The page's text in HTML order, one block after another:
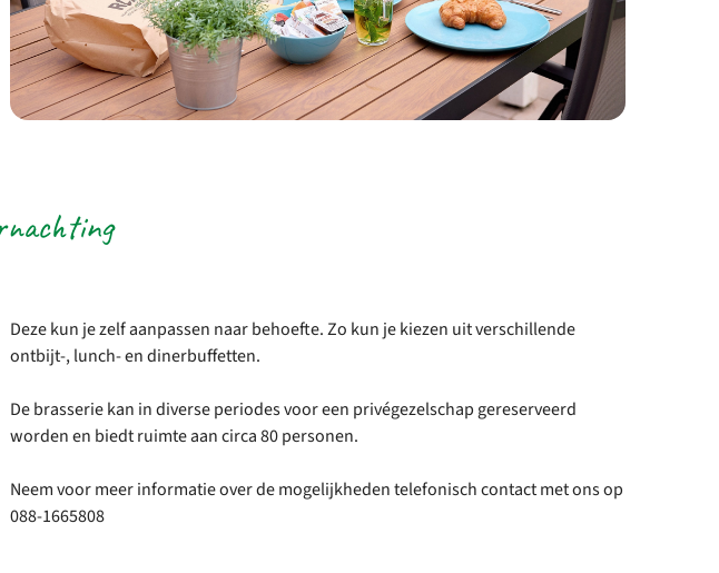
Deze kun je zelf aanpassen naar behoefte. Zo kun je kiezen uit verschillende
ontbijt-, lunch- en dinerbuffetten.
De brasserie kan in diverse periodes voor een privégezelschap gereserveerd
worden en biedt ruimte aan circa 80 personen.
Neem voor meer informatie over de mogelijkheden telefonisch contact met ons op
088-1665808